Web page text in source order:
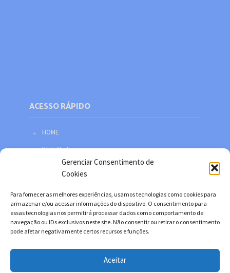
Gerenciar Consentimento de
Cookies
Para fornecer as melhores experiências, usamos tecnologias como cookies para
armazenar e/ou acessar informações do dispositivo. O consentimento para
essas tecnologias nos permitirá processar dados como comportamento de
navegação ou IDs exclusivos neste site. Não consentir ou retirar o consentimento
pode afetar negativamente certos recursos e funções.
Aceitar
ACESSO RÁPIDO
HOME
Web Mail
Política de privacidade
Facebook
Twitter
YouTube
Instagram